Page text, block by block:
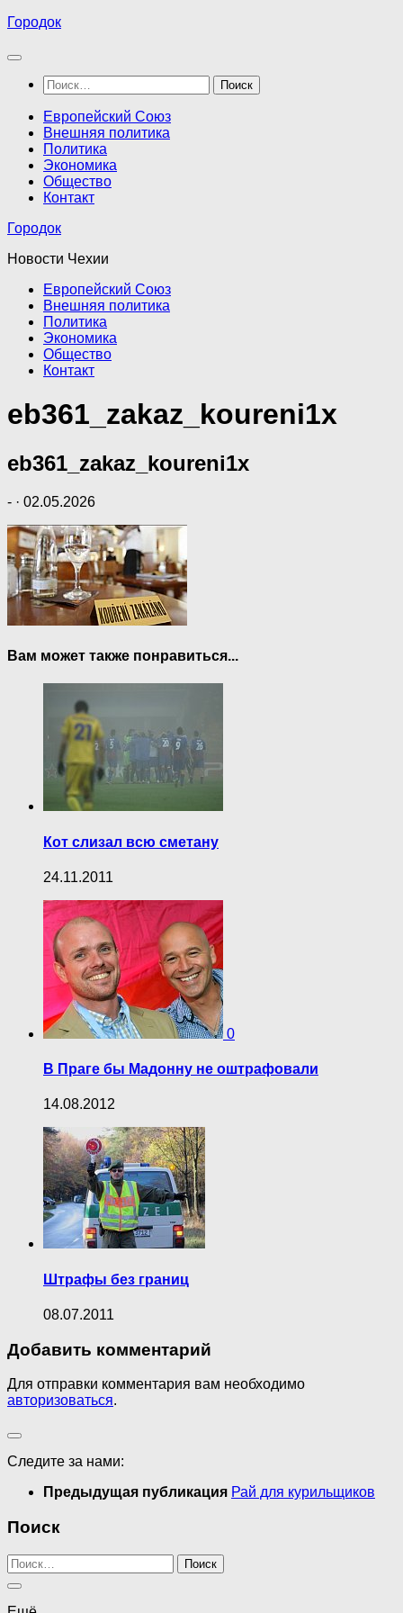
Перейти
содержимому
Городок
Найти:
Европейский Союз
Внешняя политика
Политика
Экономика
Общество
Контакт
Городок
Новости Чехии
Европейский Союз
Внешняя политика
Политика
Экономика
Общество
Контакт
eb361_zakaz_koureni1x
eb361_zakaz_koureni1x
- · 02.05.2026
Вам может также понравиться...
Кот слизал всю сметану
24.11.2011
0
В Праге бы Мадонну не оштрафовали
14.08.2012
Штрафы без границ
08.07.2011
Добавить комментарий
Для отправки комментария вам необходимо
авторизоваться.
Следите за нами:
Предыдущая публикация Рай для курильщиков
Поиск
Найти: